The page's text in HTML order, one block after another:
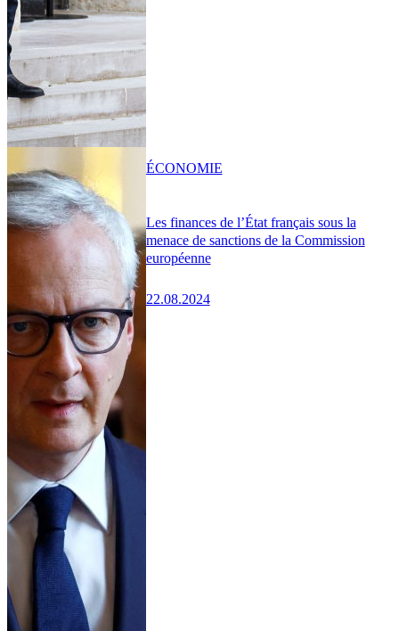
Les finances de l’État français sous la
menace de sanctions de la Commission
européenne
22.08.2024
ÉCONOMIE